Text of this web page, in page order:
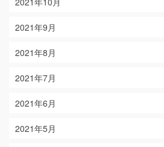
2021年9月
2021年8月
2021年7月
2021年6月
2021年5月